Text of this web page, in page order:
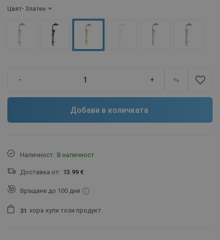
Цвят - Златен
- + favorite_border
Добави в количката
Наличност: В наличност
Доставка от: 13.99 €
Връщане до 100 дни
31 хора купи този продукт.